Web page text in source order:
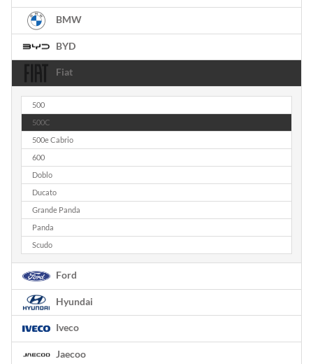
BMW
BYD
Fiat
500
500C
500e Cabrio
600
Doblo
Ducato
Grande Panda
Panda
Scudo
Ford
Hyundai
Iveco
Jaecoo